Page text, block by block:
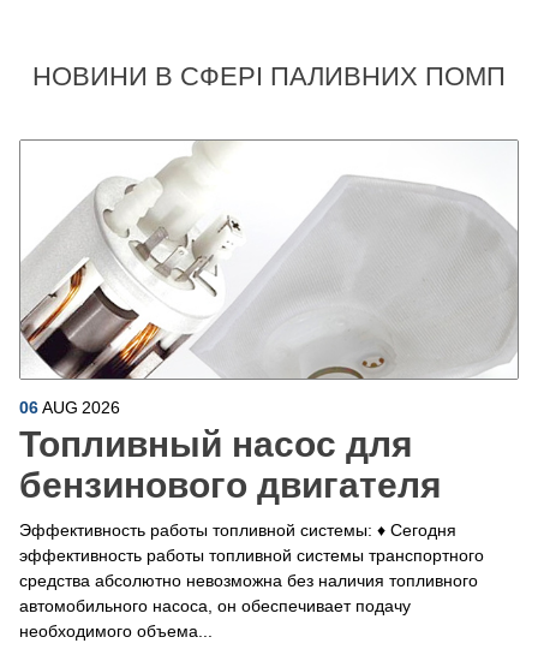
НОВИНИ В СФЕРІ ПАЛИВНИХ ПОМП
06AUG 2026
Топливный насос для
бензинового двигателя
Эффективность работы топливной системы: ♦ Сегодня
эффективность работы топливной системы транспортного
средства абсолютно невозможна без наличия топливного
автомобильного насоса, он обеспечивает подачу
необходимого объема...